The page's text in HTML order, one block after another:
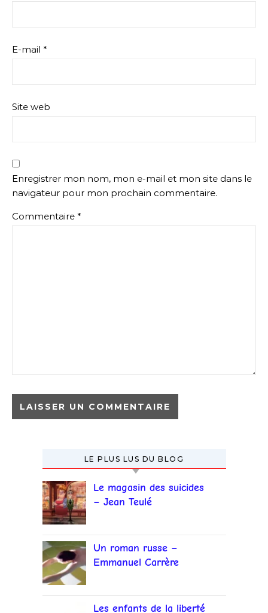
E-mail *
Site web
Enregistrer mon nom, mon e-mail et mon site dans le
navigateur pour mon prochain commentaire.
Commentaire *
LE PLUS LUS DU BLOG
Le magasin des suicides
– Jean Teulé
Un roman russe –
Emmanuel Carrère
Les enfants de la liberté